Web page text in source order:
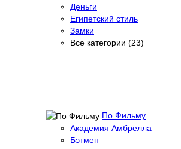
Деньги
Египетский стиль
Замки
Все категории (23)
По Фильму
Академия Амбрелла
Бэтмен